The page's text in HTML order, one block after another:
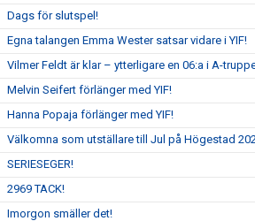
Dags för slutspel!
Egna talangen Emma Wester satsar vidare i YIF!
Vilmer Feldt är klar – ytterligare en 06:a i A-
Melvin Seifert förlänger med YIF!
Hanna Popaja förlänger med YIF!
Välkomna som utställare till Jul på Högestad
SERIESEGER!
2969 TACK!
Imorgon smäller det!